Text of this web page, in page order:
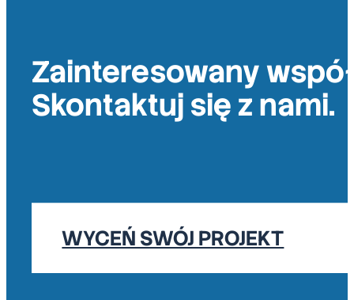
Zainteresowany
Skontaktuj się z nami.
WYCEŃ SWÓJ PROJEKT